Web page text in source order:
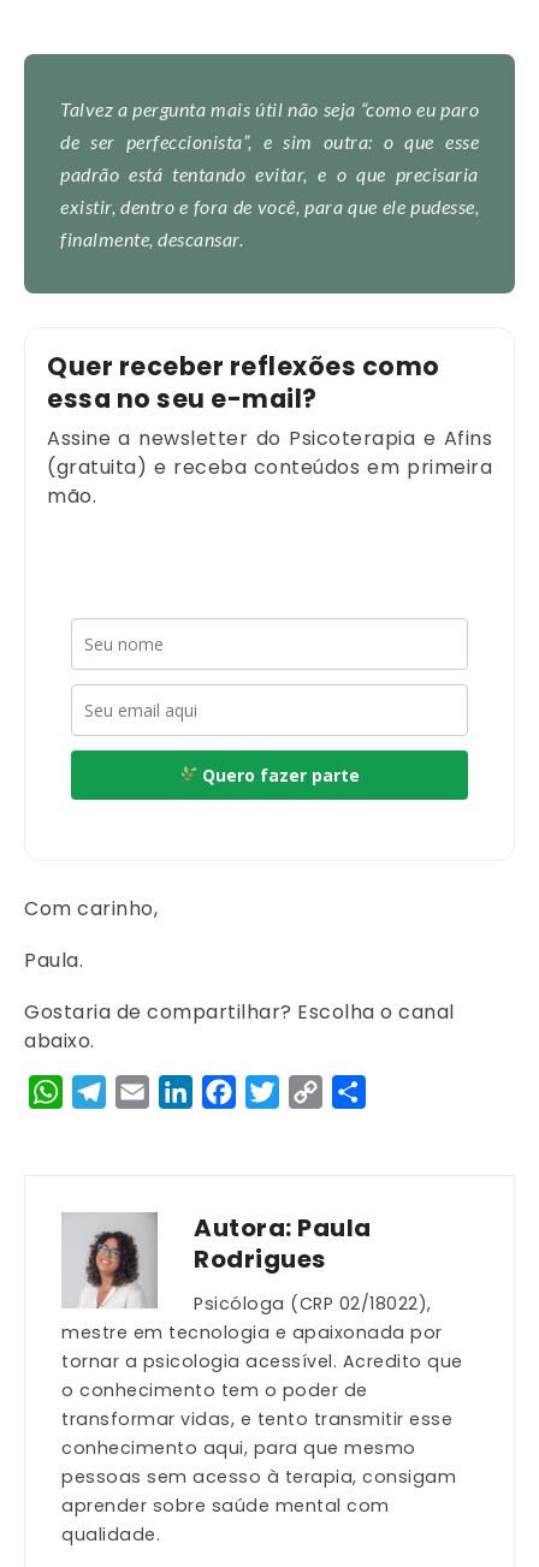
Talvez a pergunta mais útil não seja “como eu paro
de ser perfeccionista”, e sim outra: o que esse
padrão está tentando evitar, e o que precisaria
existir, dentro e fora de você, para que ele pudesse,
finalmente, descansar.
Quer receber reflexões como
essa no seu e-mail?
Assine a newsletter do Psicoterapia e Afins
(gratuita) e receba conteúdos em primeira
mão.
Quero fazer parte
Com carinho,
Paula.
Gostaria de compartilhar? Escolha o canal
abaixo.
WhatsApp
Telegram
Email LinkedInFacebookTwitter
Copy
Autora: Paula
Rodrigues
Psicóloga (CRP 02/18022),
mestre em tecnologia e apaixonada por
tornar a psicologia acessível. Acredito que
o conhecimento tem o poder de
transformar vidas, e tento transmitir esse
conhecimento aqui, para que mesmo
pessoas sem acesso à terapia, consigam
aprender sobre saúde mental com
qualidade.